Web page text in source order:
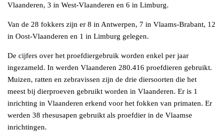
Vlaanderen, 3 in West-Vlaanderen en 6 in Limburg.
Van de 28 fokkers zijn er 8 in Antwerpen, 7 in Vlaams-Brabant, 12
in Oost-Vlaanderen en 1 in Limburg gelegen.
De cijfers over het proefdiergebruik worden enkel per jaar
ingezameld. In werden Vlaanderen 280.416 proefdieren gebruikt.
Muizen, ratten en zebravissen zijn de drie diersoorten die het
meest bij dierproeven gebruikt worden in Vlaanderen. Er is 1
inrichting in Vlaanderen erkend voor het fokken van primaten. Er
werden 38 rhesusapen gebruikt als proefdier in de Vlaamse
inrichtingen.